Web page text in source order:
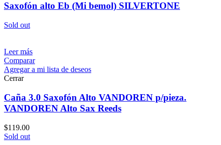
Saxofón alto Eb (Mi bemol) SILVERTONE
Sold out
Leer más
Comparar
Agregar a mi lista de deseos
Cerrar
Caña 3.0 Saxofón Alto VANDOREN p/pieza.
VANDOREN Alto Sax Reeds
$119.00
Sold out